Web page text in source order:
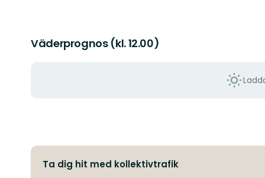
Väderprognos (kl. 12.00)
Ta dig hit med kollektivtrafik